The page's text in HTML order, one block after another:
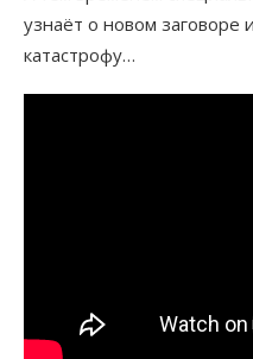
узнаёт о новом заговоре
катастрофу…